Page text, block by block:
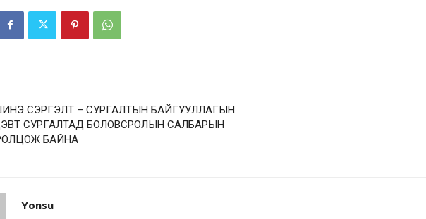
СЭРГЭЛТ – СУРГАЛТЫН БАЙГУУЛЛАГЫН
СУРГАЛТАД БОЛОВСРОЛЫН САЛБАРЫН
БАЙНА
Yonsu